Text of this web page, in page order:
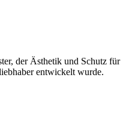
der Ästhetik und Schutz für
entwickelt wurde.